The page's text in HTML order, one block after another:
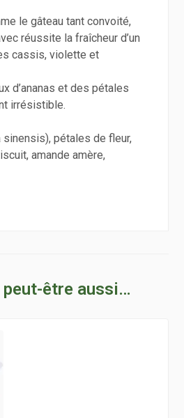
le gâteau tant convoité,
réussite la fraîcheur d’un
cassis, violette et
d’ananas et des pétales
irrésistible.
sinensis), pétales de fleur,
amande amère,
peut-être aussi…